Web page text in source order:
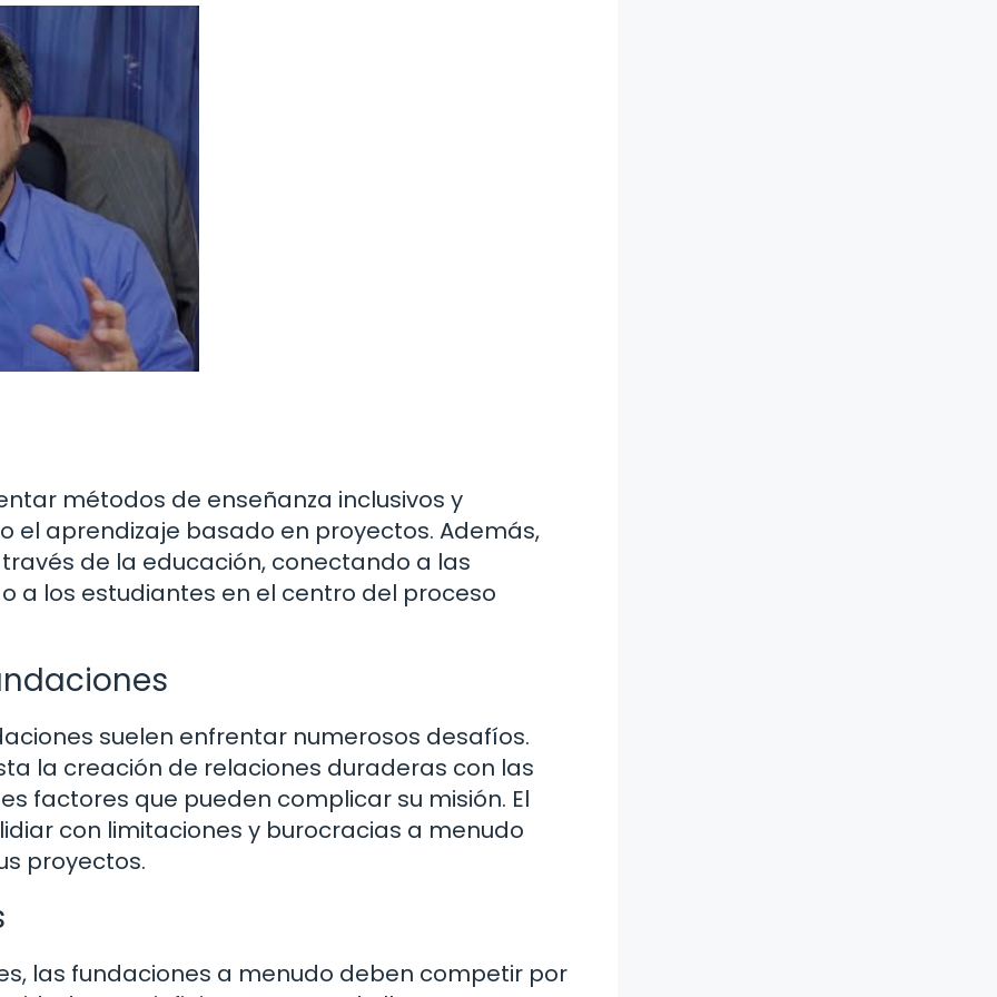
métodos de enseñanza inclusivos y
el aprendizaje basado en proyectos. Además,
de la educación, conectando a las
a los estudiantes en el centro del proceso
suelen enfrentar numerosos desafíos.
la creación de relaciones duraderas con las
factores que pueden complicar su misión. El
con limitaciones y burocracias a menudo
proyectos.
las fundaciones a menudo deben competir por